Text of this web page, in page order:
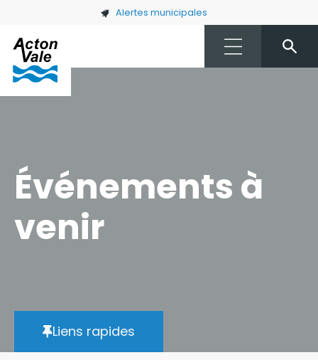
Skip to main content Alertes municipales
Événements à
venir
Liens rapides